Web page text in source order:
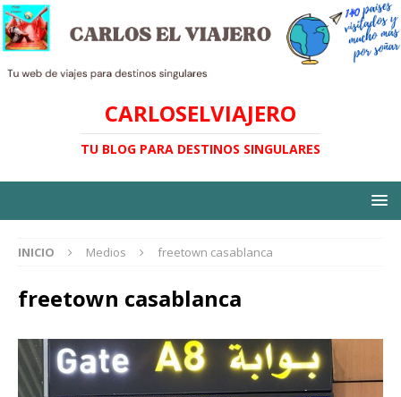
CARLOSELVIAJERO
TU BLOG PARA DESTINOS SINGULARES
INICIO Medios freetown casablanca
freetown casablanca